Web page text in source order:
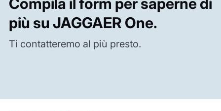
più su JAGGAER One.
Ti contatteremo al più presto.